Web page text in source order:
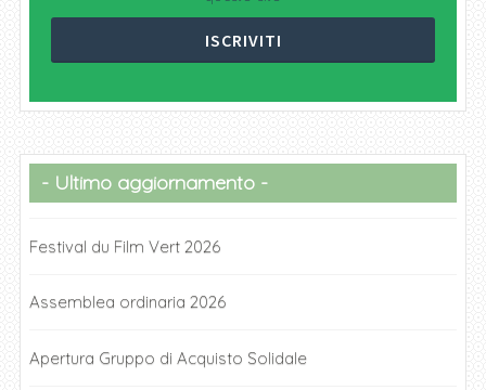
Ultimo aggiornamento
Festival du Film Vert 2026
Assemblea ordinaria 2026
Apertura Gruppo di Acquisto Solidale